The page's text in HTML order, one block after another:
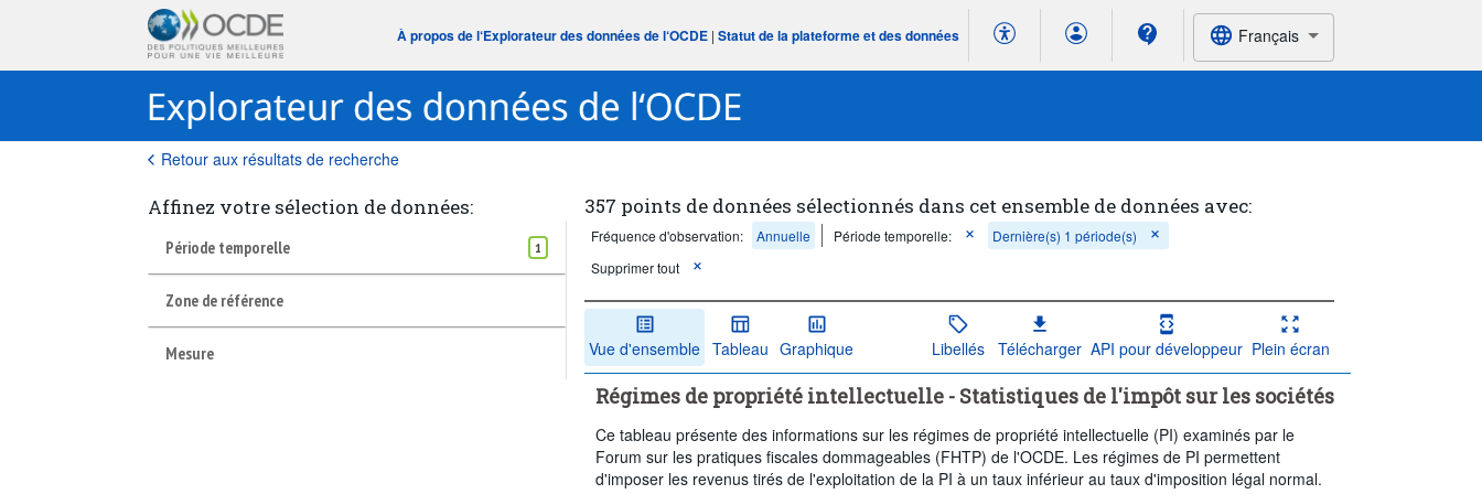
À propos de l‘Explorateur des données de l‘OCDE |Statut de la plateforme et des données Français
Retour aux résultats de recherche
Affinez votre sélection de données:
Période temporelle 1
Zone de référence
Mesure
357 points de données sélectionnés dans cet ensemble de données avec:
Fréquence d'observation: Annuelle Période temporelle:
Dernière(s) 1 période(s)
Supprimer tout
Vue d'ensemble Tableau Graphique Libellés Télécharger API pour développeur Plein écran
Régimes de propriété intellectuelle - Statistiques de l'impôt sur les sociétés
Ce tableau présente des informations sur les régimes de propriété intellectuelle (PI) examinés par le
Forum sur les pratiques fiscales dommageables (FHTP) de l'OCDE. Les régimes de PI permettent
d'imposer les revenus tirés de l'exploitation de la PI à un taux inférieur au taux d'imposition légal normal.